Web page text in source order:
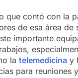
que contó con la
de esa área de
importante
la telemedicina y
para reuniones